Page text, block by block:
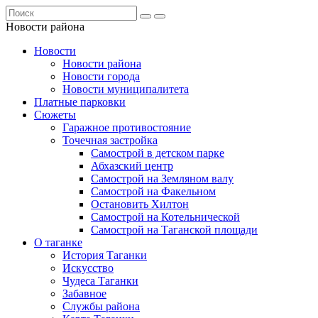
Новости района
Новости
Новости района
Новости города
Новости муниципалитета
Платные парковки
Сюжеты
Гаражное противостояние
Точечная застройка
Самострой в детском парке
Абхазский центр
Самострой на Земляном валу
Самострой на Факельном
Остановить Хилтон
Самострой на Котельнической
Самострой на Таганской площади
О таганке
История Таганки
Искусство
Чудеса Таганки
Забавное
Службы района